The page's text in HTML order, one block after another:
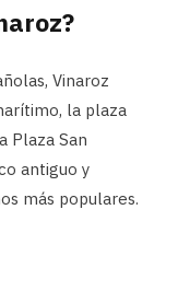
Vinaroz
la plaza
Plaza San
antiguo y
más populares.